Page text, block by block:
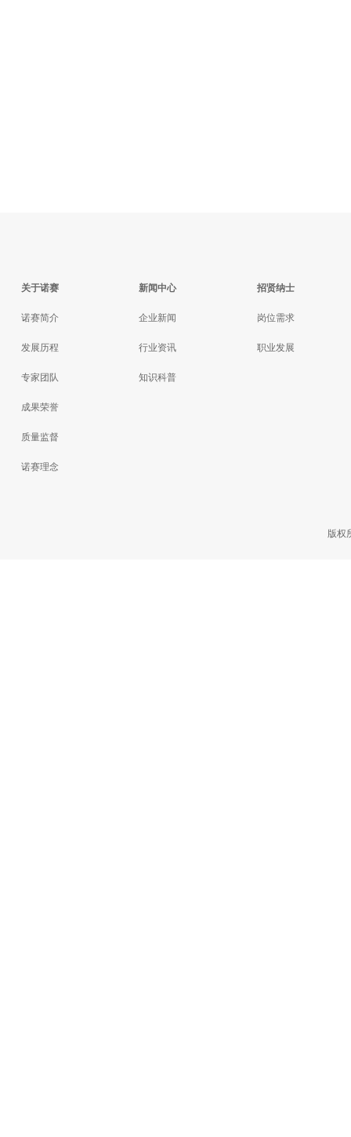
版权
招贤纳士
岗位需求
职业发展
新闻中心
企业新闻
行业资讯
知识科普
关于诺赛
诺赛简介
发展历程
专家团队
成果荣誉
质量监督
诺赛理念